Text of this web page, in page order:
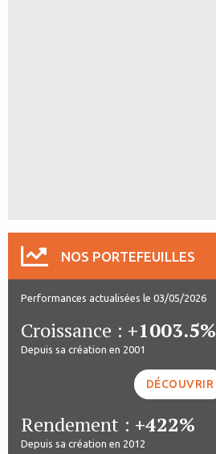
NOS PORTEFEUILLES
Performances actualisées le 03/05/2026
Croissance : +1003.5%
Depuis sa création en 2001
DÉCOUVRIR
Rendement : +422%
Depuis sa création en 2012